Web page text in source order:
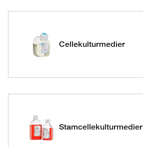
Cellekulturmedier
Stamcellekulturmedier